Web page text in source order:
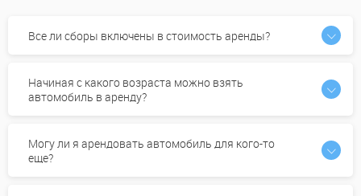
Все ли сборы включены в стоимость аренды?
Начиная с какого возраста можно взять
автомобиль в аренду?
Могу ли я арендовать автомобиль для кого-то
еще?